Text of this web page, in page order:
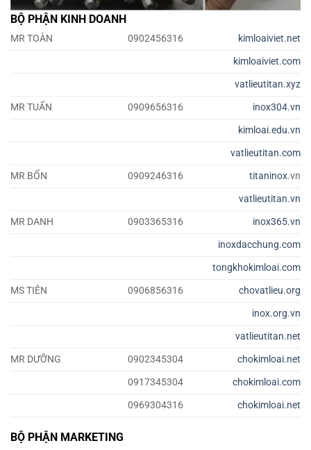
BỘ PHẬN KINH DOANH
MR TOÀN 0902456316
kimloaiviet.net
kimloaiviet.com
vatlieutitan.xyz
MR TUẤN
0909656316
inox304.vn
kimloai.edu.vn
vatlieutitan.com
MR BỐN
0909246316 titaninox.vn
vatlieutitan.vn
MR DANH
0903365316
inox365.vn
inoxdacchung.com
tongkhokimloai.com
MS TIÊN
0906856316
chovatlieu.org
inox.org.vn
vatlieutitan.net
MR DƯỠNG
0902345304
chokimloai.net
0917345304
chokimloai.com
0969304316
chokimloai.net
BỘ PHẬN MARKETING